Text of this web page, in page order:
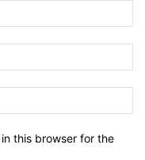
this browser for the